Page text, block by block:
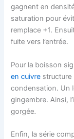
gagnent en
saturation pour
remplace +1.
fuite vers l’entrée.
Pour la boisson
en cuivre structure
condensation. Un
gingembre. Ainsi,
gorgée.
Enfin, la série